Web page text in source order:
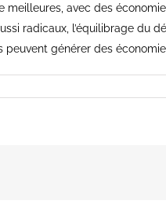
avec des
radicaux, l’équilibrage du
générer des